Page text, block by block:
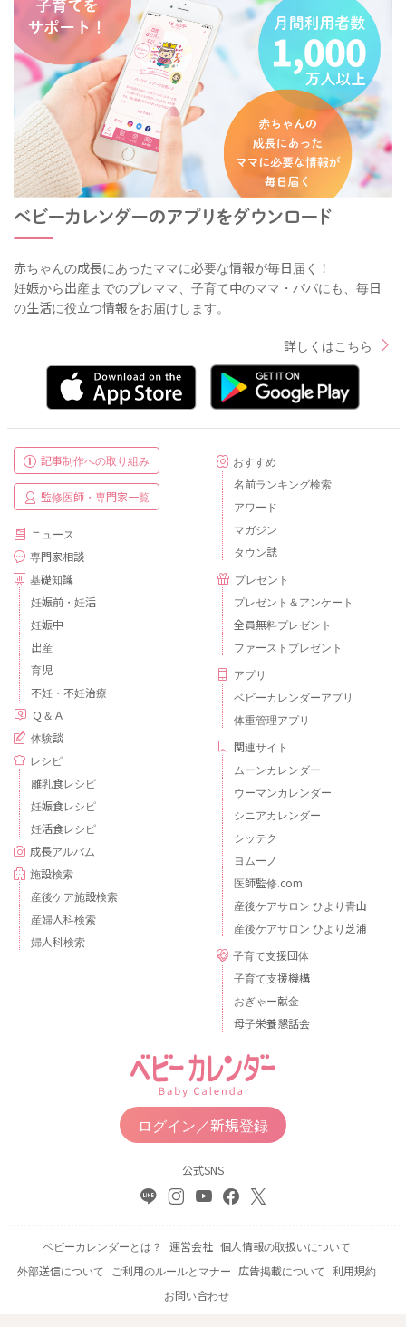
赤ちゃんの成長にあったママに必要な情報が毎日届く！
妊娠から出産までのプレママ、子育て中のママ・パパにも、毎日
の生活に役立つ情報をお届けします。
詳しくはこちら
記事制作への取り組み
監修医師・専門家一覧
ニュース
専門家相談
基礎知識
妊娠前・妊活
妊娠中
出産
育児
不妊・不妊治療
Ｑ＆Ａ
体験談
レシピ
離乳食レシピ
妊娠食レシピ
妊活食レシピ
成長アルバム
施設検索
産後ケア施設検索
産婦人科検索
婦人科検索
おすすめ
名前ランキング検索
アワード
マガジン
タウン誌
プレゼント
プレゼント＆アンケート
全員無料プレゼント
ファーストプレゼント
アプリ
ベビーカレンダーアプリ
体重管理アプリ
関連サイト
ムーンカレンダー
ウーマンカレンダー
シニアカレンダー
シッテク
ヨムーノ
医師監修.com
産後ケアサロン ひより青山
産後ケアサロン ひより芝浦
子育て支援団体
子育て支援機構
おぎゃー献金
母子栄養懇話会
ログイン／新規登録
公式SNS
ベビーカレンダーとは？ 運営会社 個人情報の取扱いについて
外部送信について
ご利用のルールとマナー 広告掲載について 利用規約
お問い合わせ